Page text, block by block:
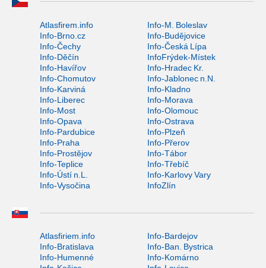
Atlasfirem.info
Info-M. Boleslav
Info-Brno.cz
Info-Budějovice
Info-Čechy
Info-Česká Lípa
Info-Děčín
InfoFrýdek-Místek
Info-Havířov
Info-Hradec Kr.
Info-Chomutov
Info-Jablonec n.N.
Info-Karviná
Info-Kladno
Info-Liberec
Info-Morava
Info-Most
Info-Olomouc
Info-Opava
Info-Ostrava
Info-Pardubice
Info-Plzeň
Info-Praha
Info-Přerov
Info-Prostějov
Info-Tábor
Info-Teplice
Info-Třebíč
Info-Ústí n.L.
Info-Karlovy Vary
Info-Vysočina
InfoZlín
Atlasfiriem.info
Info-Bardejov
Info-Bratislava
Info-Ban. Bystrica
Info-Humenné
Info-Komárno